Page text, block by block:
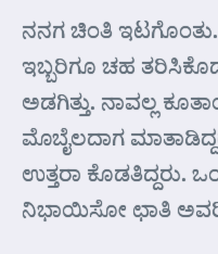
ನನಗ ಚಿಂತಿ
ಇಬ್ಬರಿಗೂ ಚಹ
ಅಡಗಿತ್ತು. ನಾವಲ್ಲ
ಮೊಬೈಲದಾಗ
ಉತ್ತರಾ ಕೊಡತಿದ್ದರು.
ನಿಭಾಯಿಸೋ ಛಾತಿ